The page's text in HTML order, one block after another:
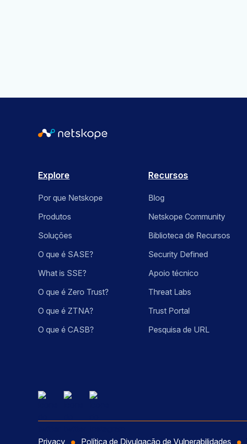
Explore
Por que Netskope
Produtos
Soluções
O que é SASE?
What is SSE?
O que é Zero Trust?
O que é ZTNA?
O que é CASB?
Recursos
Blog
Netskope Community
Biblioteca de Recursos
Security Defined
Apoio técnico
Threat Labs
Trust Portal
Pesquisa de URL
Privacy Política de Divulgação de Vulnerabilidades